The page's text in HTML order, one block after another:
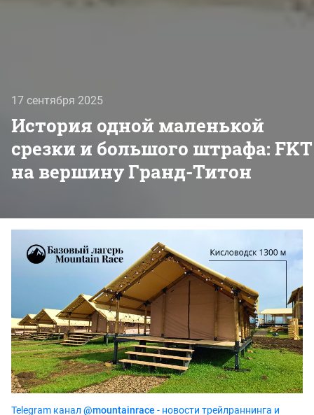
17 сентября 2025
История одной маленькой
срезки и большого штрафа: FKT
на вершину Гранд-Титон
Telegram канал @mountainrace - новости трейлраннинга и